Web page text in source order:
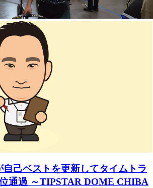
自己ベストを更新してタイムトラ
通過 ～TIPSTAR DOME CHIBA